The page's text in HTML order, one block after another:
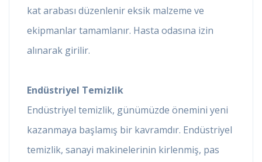
kat arabası düzenlenir eksik malzeme ve
ekipmanlar tamamlanır. Hasta odasına izin
alınarak girilir.
Endüstriyel Temizlik
Endüstriyel temizlik, günümüzde önemini yeni
kazanmaya başlamış bir kavramdır. Endüstriyel
temizlik, sanayi makinelerinin kirlenmiş, pas